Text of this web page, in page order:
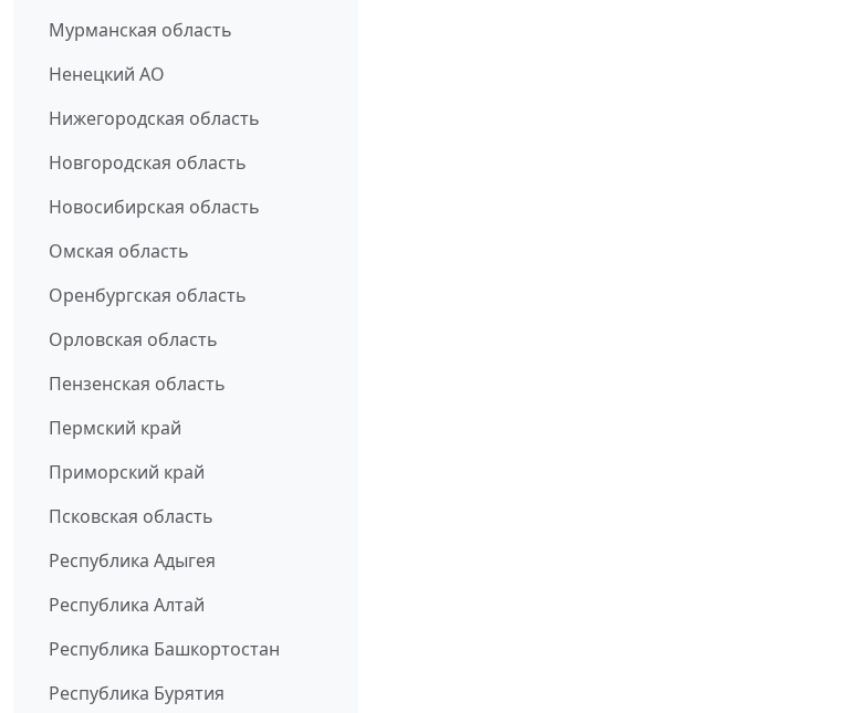
Мурманская область
Ненецкий АО
Нижегородская область
Новгородская область
Новосибирская область
Омская область
Оренбургская область
Орловская область
Пензенская область
Пермский край
Приморский край
Псковская область
Республика Адыгея
Республика Алтай
Республика Башкортостан
Республика Бурятия